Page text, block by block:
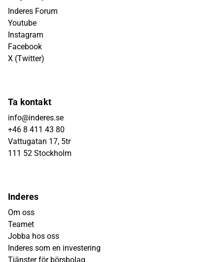
Inderes Forum
Youtube
Instagram
Facebook
X (Twitter)
Ta kontakt
info@inderes.se
+46 8 411 43 80
Vattugatan 17, 5tr
111 52 Stockholm
Inderes
Om oss
Teamet
Jobba hos oss
Inderes som en investering
Tjänster för börsbolag